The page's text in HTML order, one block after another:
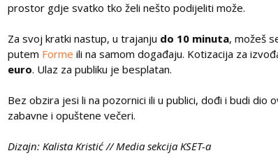
prostor gdje svatko tko želi nešto podijeliti može.
Za svoj kratki nastup, u trajanju do 10 minuta, možeš
putem Forme ili na samom događaju. Kotizacija za
euro. Ulaz za publiku je besplatan.
Bez obzira jesi li na pozornici ili u publici, dođi i budi dio
zabavne i opuštene večeri.
Dizajn: Kalista Kristić // Media sekcija KSET-a